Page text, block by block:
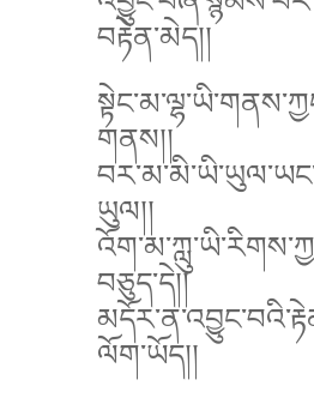
བརྟེན་མེད།།
གནས།།
ཡུལ།།
བཅུད་དེ།།
ལོག་ཡོད།།